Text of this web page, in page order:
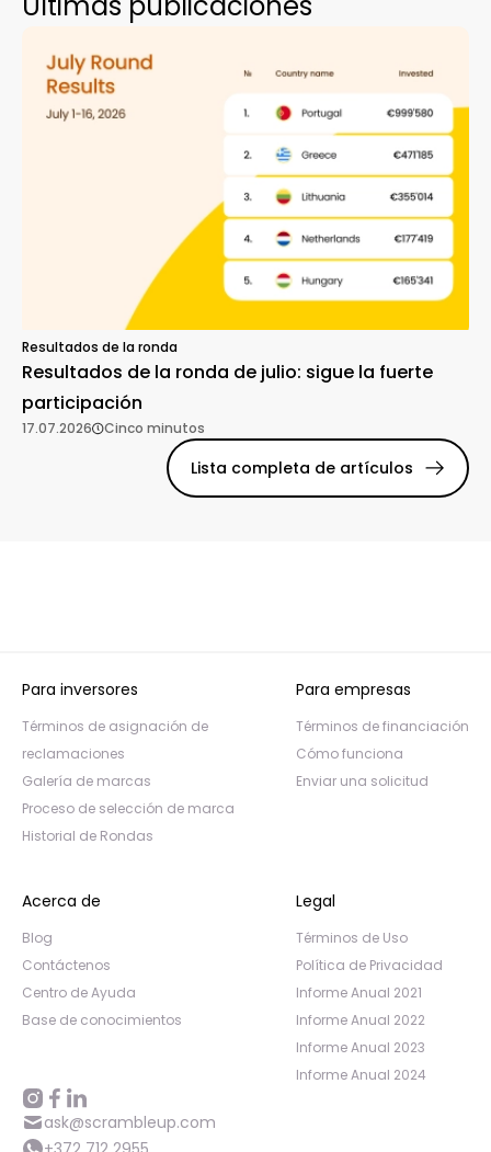
Resultados de la ronda
Resultados de la ronda de julio: sigue la fuerte
participación
17.07.2026 Cinco minutos
Lista completa de artículos
Para inversores
Términos de asignación de
reclamaciones
Galería de marcas
Proceso de selección de marca
Historial de Rondas
Para empresas
Términos de financiación
Cómo funciona
Enviar una solicitud
Acerca de
Blog
Contáctenos
Centro de Ayuda
Base de conocimientos
Legal
Términos de Uso
Política de Privacidad
Informe Anual 2021
Informe Anual 2022
Informe Anual 2023
Informe Anual 2024
ask@scrambleup.com